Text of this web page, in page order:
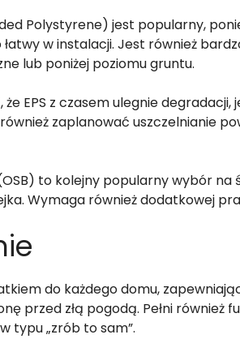
Polystyrene) jest popularny,
w instalacji. Jest również
lub poniżej poziomu gruntu.
EPS z czasem ulegnie
zaplanować uszczelnianie
to kolejny popularny wybór na
Wymaga również dodatkowej
do każdego domu,
przed złą pogodą. Pełni również
typu „zrób to sam”.